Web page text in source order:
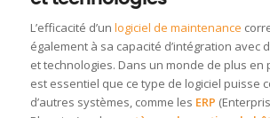
L’efficacité d’un logiciel de maintenance
également à sa capacité d’intégration avec
et technologies. Dans un monde de plus en
est essentiel que ce type de logiciel puisse
d’autres systèmes, comme les ERP